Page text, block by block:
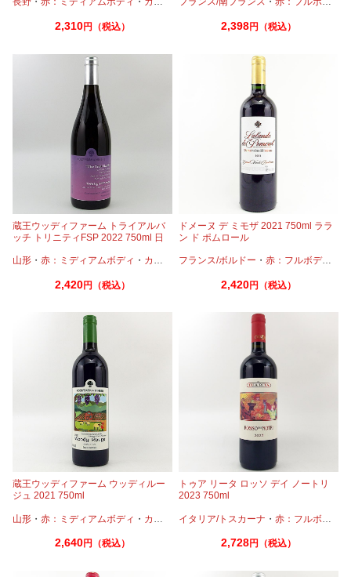
2,310円（税込） 2,398円（税込）
蔵王ウッディファーム トライアルバ
ッチ トリニティFSP 2022 750ml 日
山形 ・ 赤：ミディアムボディ ・ カベルネ ・カベルネフラン ・プティマンサン
2,420円（税込）
ドメーヌ デ ミモザ 2021 750ml ララ
ン ド ポムロール
フランス/ボルドー ・赤：フルボディ
2,420円（税込）
蔵王ウッディファーム ウッディルー
ジュ 2021 750ml
山形 ・ 赤：ミディアムボディ ・ カベルネ ・カベルネフラン・ ピノノワール
2,640円（税込）
トゥア リータ ロッソ デイ ノートリ
2023 750ml
イタリア/トスカーナ ・赤：フルボディ
2,728円（税込）